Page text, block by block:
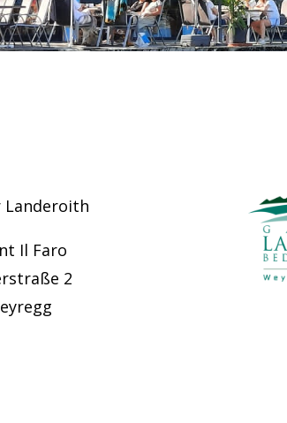
Landeroith
Il Faro
2